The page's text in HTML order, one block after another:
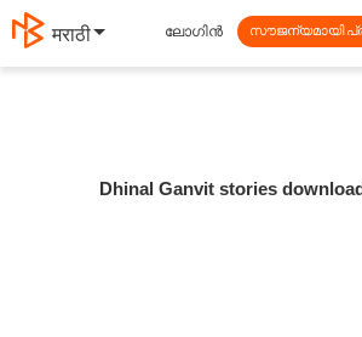
मराठी ലോഗിൻ സൗജന്യമായി
Dhinal Ganvit stories